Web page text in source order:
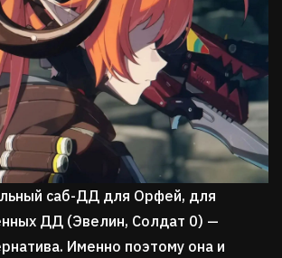
саб-ДД для Орфей, для
ДД (Эвелин, Солдат 0) —
Именно поэтому она и